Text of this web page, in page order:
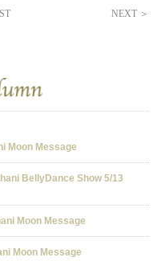
NEXT ＞
Moon Message
BellyDance Show 5/13
Moon Message
Moon Message